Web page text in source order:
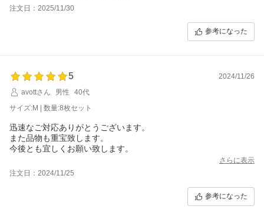
注文日：2025/11/30
参考になった
5
2024/11/26
avottさん
男性
40代
サイズ:M | 数量:8枚セット
迅速なご対応ありがとうございます。
また品物も重宝致します。
今後とも宜しくお願い致します。
さらに表示
注文日：2024/11/25
参考になった